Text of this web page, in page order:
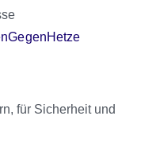
für Sicherheit und